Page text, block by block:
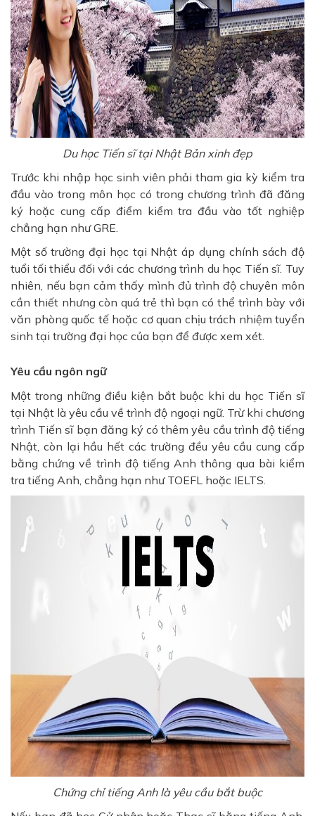
Du học Tiến sĩ tại Nhật Bản xinh đẹp
Trước khi nhập học sinh viên phải tham gia kỳ kiểm tra
đầu vào trong môn học có trong chương trình đã đăng
ký hoặc cung cấp điểm kiểm tra đầu vào tốt nghiệp
chẳng hạn như GRE.
Một số trường đại học tại Nhật áp dụng chính sách độ
tuổi tối thiểu đối với các chương trình du học Tiến sĩ. Tuy
nhiên, nếu bạn cảm thấy mình đủ trình độ chuyên môn
cần thiết nhưng còn quá trẻ thì bạn có thể trình bày với
văn phòng quốc tế hoặc cơ quan chịu trách nhiệm tuyển
sinh tại trường đại học của bạn để được xem xét.
Yêu cầu ngôn ngữ
Một trong những điều kiện bắt buộc khi du học Tiến sĩ
tại Nhật là yêu cầu về trình độ ngoại ngữ. Trừ khi chương
trình Tiến sĩ bạn đăng ký có thêm yêu cầu trình độ tiếng
Nhật, còn lại hầu hết các trường đều yêu cầu cung cấp
bằng chứng về trình độ tiếng Anh thông qua bài kiểm
tra tiếng Anh, chẳng hạn như TOEFL hoặc IELTS.
Chứng chỉ tiếng Anh là yêu cầu bắt buộc